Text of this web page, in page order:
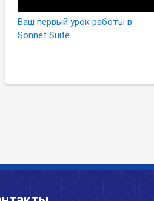
Ваш первый урок работы в
Sonnet Suite